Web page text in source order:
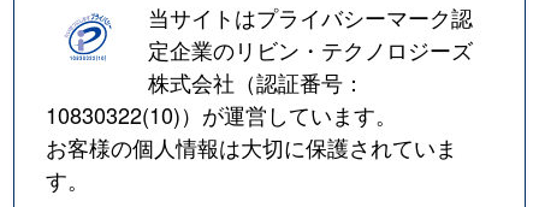
当サイトはプライバシーマーク認
定企業のリビン・テクノロジーズ
株式会社（認証番号：
10830322(10)）が運営しています。
お客様の個人情報は大切に保護されていま
す。